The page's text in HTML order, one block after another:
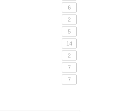
6
2
5
14
2
7
7